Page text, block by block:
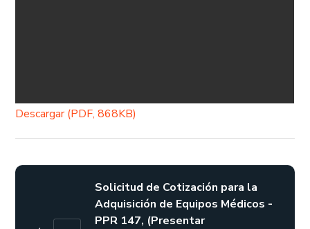
Descargar (PDF, 868KB)
Solicitud de Cotización para la
Adquisición de Equipos Médicos -
PPR 147, (Presentar